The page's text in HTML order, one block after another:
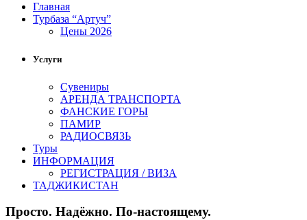
Главная
Турбаза “Артуч”
Цены 2026
Услуги
Сувениры
АРЕНДА ТРАНСПОРТА
ФАНСКИЕ ГОРЫ
ПАМИР
РАДИОСВЯЗЬ
Туры
ИНФОРМАЦИЯ
РЕГИСТРАЦИЯ / ВИЗА
ТАДЖИКИСТАН
Просто. Надёжно. По-настоящему.